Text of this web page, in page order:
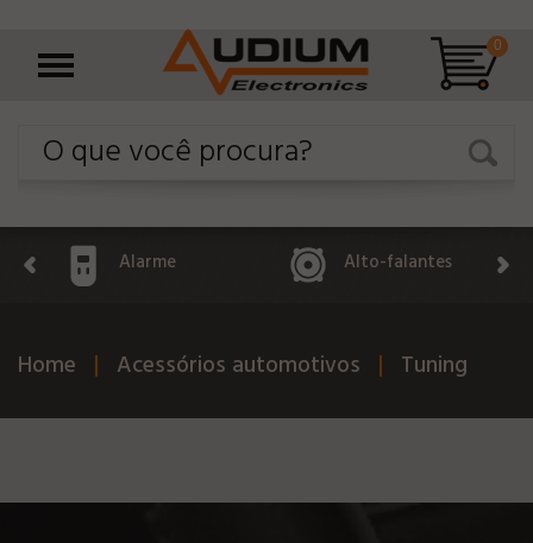
0
Alarme Alto-falantes
Home Acessórios automotivos Tuning